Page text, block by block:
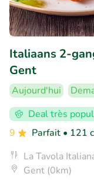
Italiaans 2-
Gent
Aujourd'hui
Deal très
9
Parfait • 121
La Tavola
Gent (0km)